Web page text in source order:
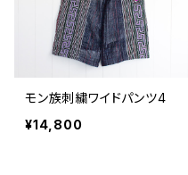
モン族刺繍ワイドパンツ4
¥14,800